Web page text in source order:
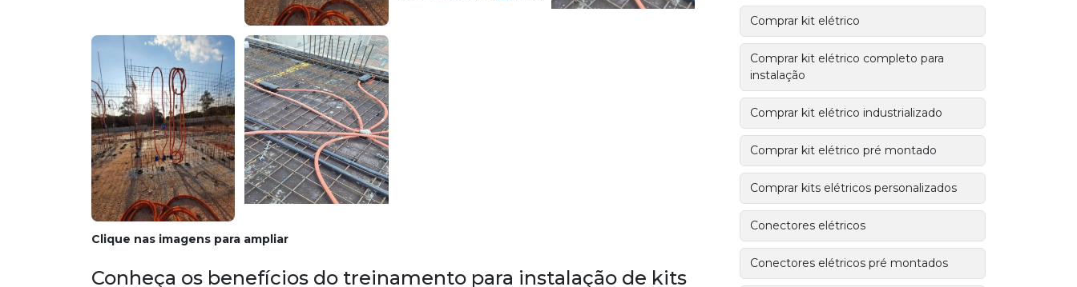
Clique nas imagens para ampliar
Conheça os benefícios do treinamento para instalação de kits
Comprar kit elétrico
Comprar kit elétrico completo para
instalação
Comprar kit elétrico industrializado
Comprar kit elétrico pré montado
Comprar kits elétricos personalizados
Conectores elétricos
Conectores elétricos pré montados